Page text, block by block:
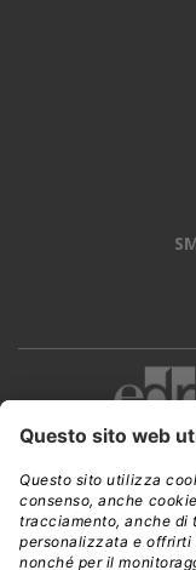
CWI è una
Direzione,
Viale